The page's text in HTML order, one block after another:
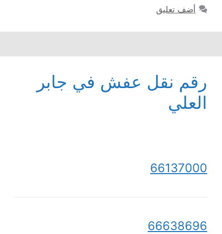
أضف تعليق
رقم نقل عفش في جابر
العلي
66137000
66638696